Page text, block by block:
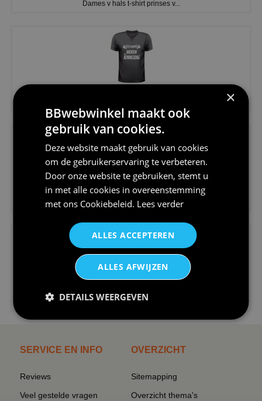
Dames v hals t-shirt prinses v...
€24,95
V-hals shirt rood wit blauw st...
I love korfbal t-shirt sport s...
SERVICE EN INFO
Reviews
Veel gestelde vragen
OVERZICHT
Sitemapping
Overzicht thema's
×
BBwebwinkel maakt ook
gebruik van cookies.
Deze website maakt gebruik van cookies
om de gebruikerservaring te verbeteren.
Door onze website te gebruiken, stemt u
in met alle cookies in overeenstemming
met ons Cookiebeleid. Lees verder
ALLES ACCEPTEREN
ALLES AFWIJZEN
DETAILS WEERGEVEN